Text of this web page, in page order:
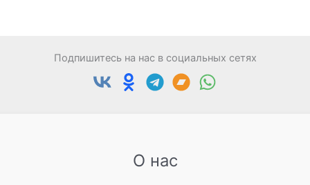
Подпишитесь на нас в социальных сетях
О нас